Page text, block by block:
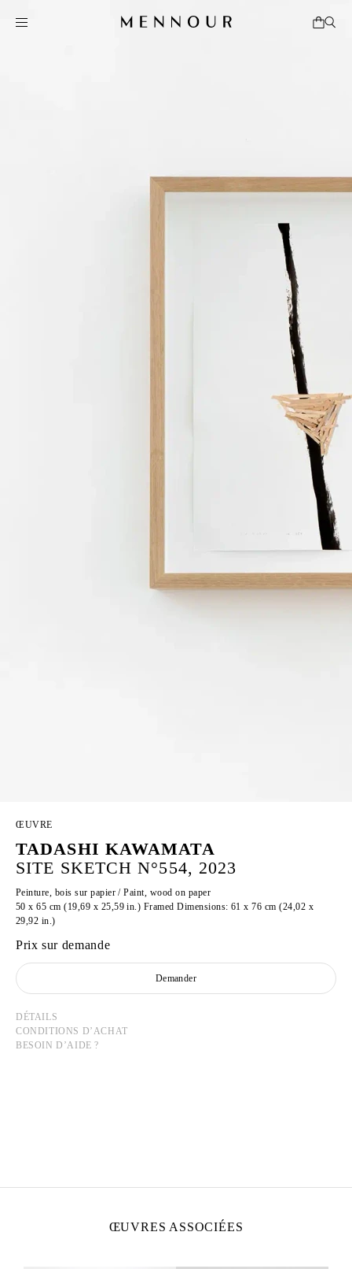
ŒUVRE
TADASHI KAWAMATA
SITE SKETCH N°554, 2023
Peinture, bois sur papier / Paint, wood on paper
50 x 65 cm (19,69 x 25,59 in.) Framed Dimensions: 61 x 76 cm (24,02 x
29,92 in.)
Prix sur demande
Demander
DÉTAILS
CONDITIONS D’ACHAT
BESOIN D’AIDE ?
ŒUVRES ASSOCIÉES